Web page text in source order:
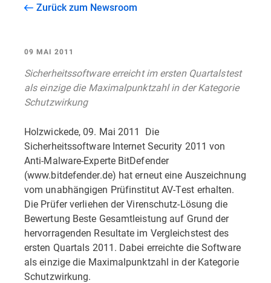
Zurück zum Newsroom
09 MAI 2011
Sicherheitssoftware erreicht im ersten Quartalstest
als einzige die Maximalpunktzahl in der Kategorie
Schutzwirkung
Holzwickede, 09. Mai 2011  Die
Sicherheitssoftware Internet Security 2011 von
Anti-Malware-Experte BitDefender
(www.bitdefender.de) hat erneut eine Auszeichnung
vom unabhängigen Prüfinstitut AV-Test erhalten.
Die Prüfer verliehen der Virenschutz-Lösung die
Bewertung Beste Gesamtleistung auf Grund der
hervorragenden Resultate im Vergleichstest des
ersten Quartals 2011. Dabei erreichte die Software
als einzige die Maximalpunktzahl in der Kategorie
Schutzwirkung.